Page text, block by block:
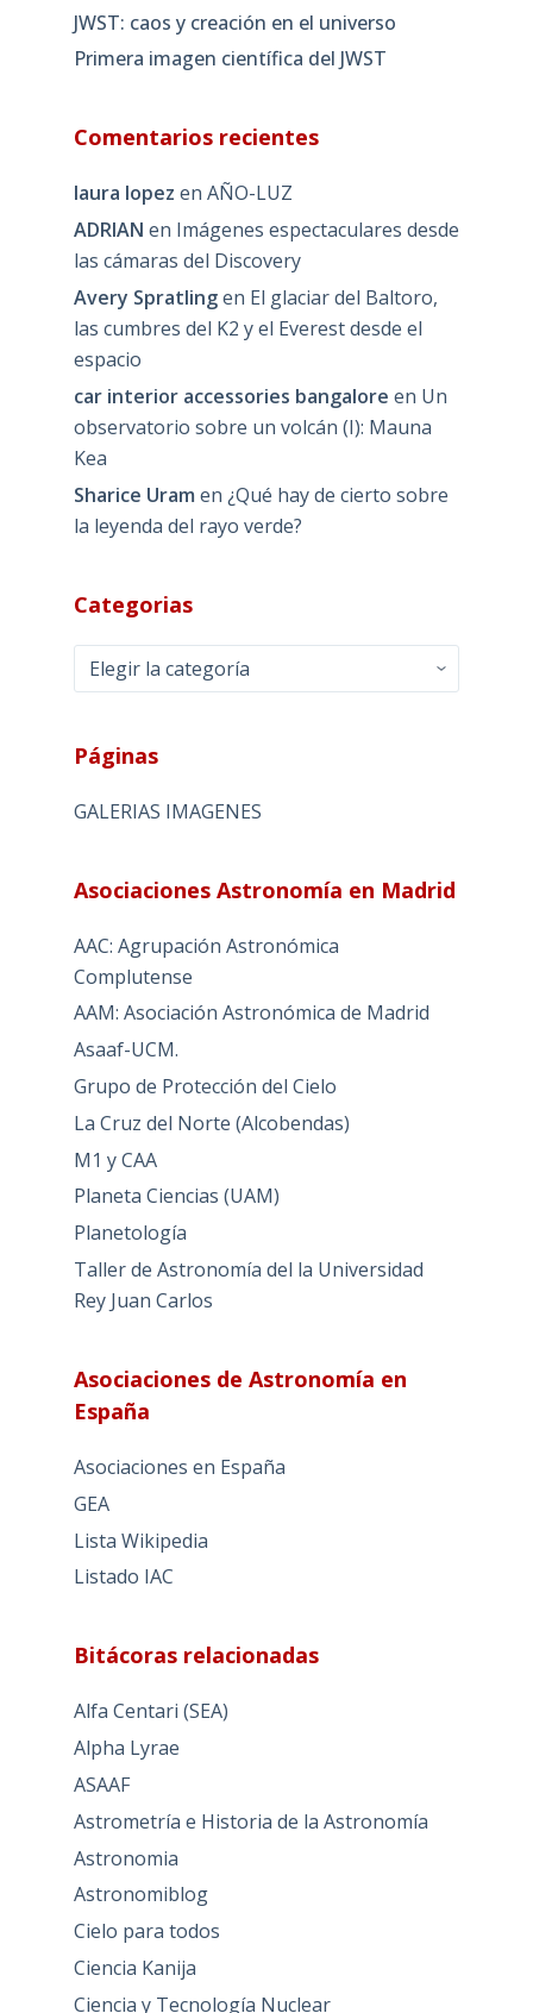
JWST: caos y creación en el universo
Primera imagen científica del JWST
Comentarios recientes
laura lopez en AÑO-LUZ
ADRIAN en Imágenes espectaculares desde
las cámaras del Discovery
Avery Spratlingen El glaciar del Baltoro,
las cumbres del K2 y el Everest desde el
espacio
car interior accessories bangalore en Un
observatorio sobre un volcán (I): Mauna
Kea
Sharice Uram en ¿Qué hay de cierto sobre
la leyenda del rayo verde?
Categorias
Categorias
Páginas
GALERIAS IMAGENES
Asociaciones Astronomía en Madrid
AAC: Agrupación Astronómica
Complutense
AAM: Asociación Astronómica de Madrid
Asaaf-UCM.
Grupo de Protección del Cielo
La Cruz del Norte (Alcobendas)
M1 y CAA
Planeta Ciencias (UAM)
Planetología
Taller de Astronomía del la Universidad
Rey Juan Carlos
Asociaciones de Astronomía en
España
Asociaciones en España
GEA
Lista Wikipedia
Listado IAC
Bitácoras relacionadas
Alfa Centari (SEA)
Alpha Lyrae
ASAAF
Astrometría e Historia de la Astronomía
Astronomia
Astronomiblog
Cielo para todos
Ciencia Kanija
Ciencia y Tecnología Nuclear